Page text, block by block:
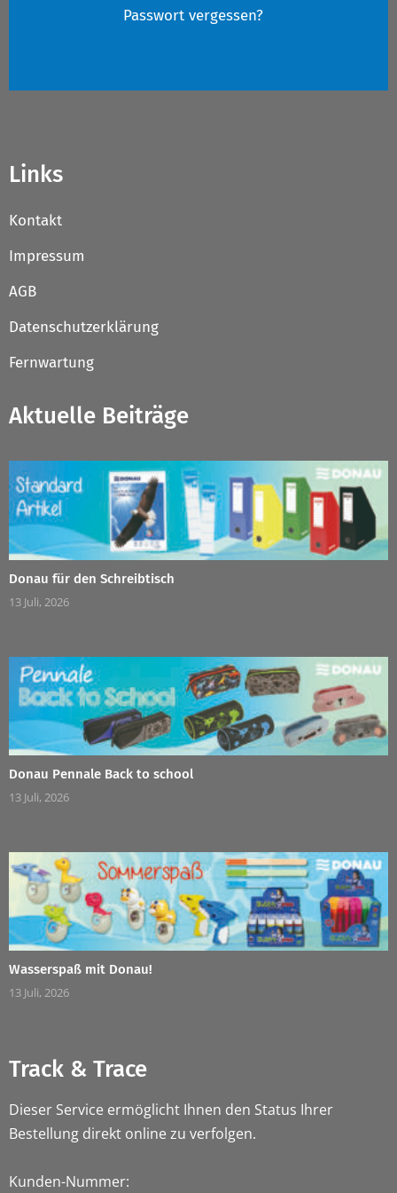
Passwort vergessen?
Links
Kontakt
Impressum
AGB
Datenschutzerklärung
Fernwartung
Aktuelle Beiträge
Donau für den Schreibtisch
13 Juli, 2026
Donau Pennale Back to school
13 Juli, 2026
Wasserspaß mit Donau!
13 Juli, 2026
Track & Trace
Dieser Service ermöglicht Ihnen den Status Ihrer
Bestellung direkt online zu verfolgen.
Kunden-Nummer: